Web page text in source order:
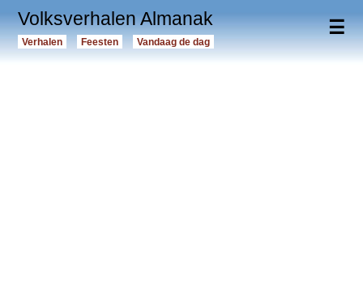
☰
Volksverhalen Almanak
Verhalen Feesten Vandaag de dag